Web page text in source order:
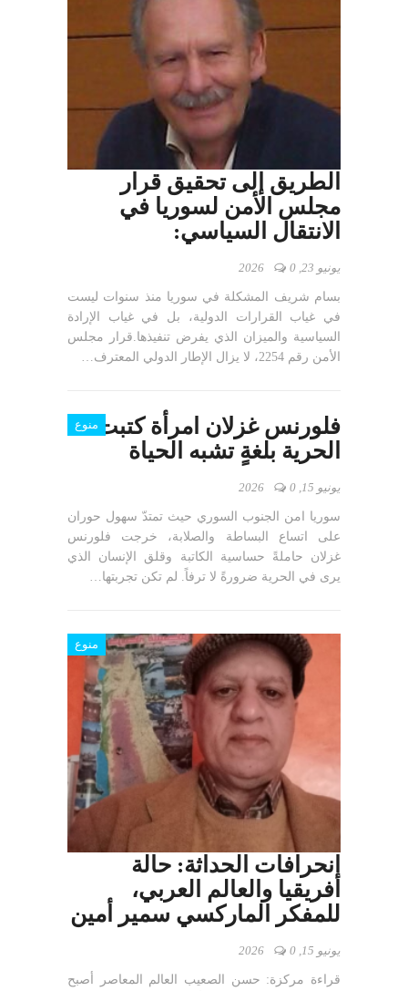
الطريق إلى تحقيق قرار
مجلس الأمن لسوريا في
الانتقال السياسي:
يونيو 23, 2026 0
بسام شريف المشكلة في سوريا منذ سنوات ليست
في غياب القرارات الدولية، بل في غياب الإرادة
السياسية والميزان الذي يفرض تنفيذها.قرار مجلس
الأمن رقم 2254، لا يزال الإطار الدولي المعترف…
منوعفلورنس غزلان امرأة كتبت
الحرية بلغةٍ تشبه الحياة
يونيو 15, 2026 0
سوريا امن الجنوب السوري حيث تمتدّ سهول حوران
على اتساع البساطة والصلابة، خرجت فلورنس
غزلان حاملةً حساسية الكاتبة وقلق الإنسان الذي
يرى في الحرية ضرورةً لا ترفاً. لم تكن تجربتها…
منوع
انحرافات الحداثة: حالة
أفريقيا والعالم العربي،
للمفكر الماركسي سمير أمين
يونيو 15, 2026 0
قراءة مركزة: حسن الصعيب العالم المعاصر أصبح